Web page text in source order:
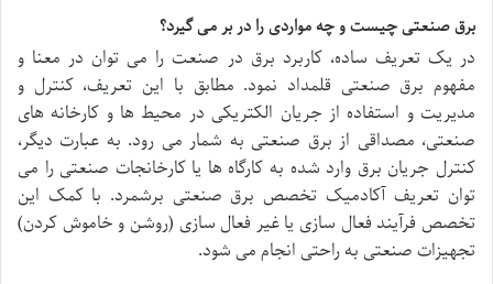
برق صنعتی چیست و چه مواردی را در بر می گیرد؟
در یک تعریف ساده، کاربرد برق در صنعت را می توان در معنا و
مفهوم برق صنعتی قلمداد نمود. مطابق با این تعریف، کنترل و
مدیریت و استفاده از جریان الکتریکی در محیط ها و کارخانه های
صنعتی، مصداقی از برق صنعتی به شمار می رود. به عبارت دیگر،
کنترل جریان برق وارد شده به کارگاه ها یا کارخانجات صنعتی را می
توان تعریف آکادمیک تخصص برق صنعتی برشمرد. با کمک این
تخصص فرآیند فعال سازی یا غیر فعال سازی (روشن و خاموش کردن)
تجهیزات صنعتی به راحتی انجام می شود.